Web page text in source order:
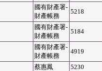
國有財產署-
財產帳務
5218
國有財產署-
財產帳務
5184
國有財產署-
財產帳務
4919
蔡惠鳳 5230